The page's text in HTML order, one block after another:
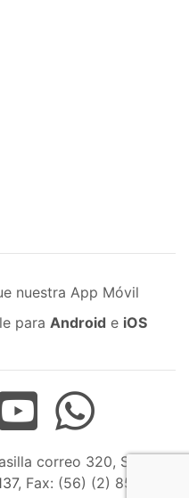
nuestra App Móvil
para Android e iOS
correo 320, San
, Fax: (56) (2) 8598163